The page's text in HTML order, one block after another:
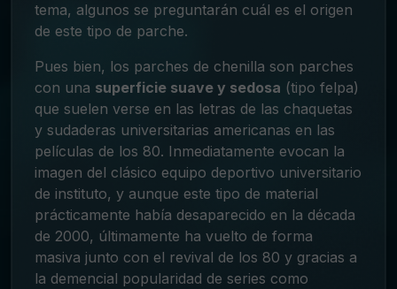
tema, algunos se preguntarán cuál es el origen
de este tipo de parche.
Pues bien, los parches de chenilla son parches
con una superficie suave y sedosa (tipo felpa)
que suelen verse en las letras de las chaquetas
y sudaderas universitarias americanas en las
películas de los 80. Inmediatamente evocan la
imagen del clásico equipo deportivo universitario
de instituto, y aunque este tipo de material
prácticamente había desaparecido en la década
de 2000, últimamente ha vuelto de forma
masiva junto con el revival de los 80 y gracias a
la demencial popularidad de series como